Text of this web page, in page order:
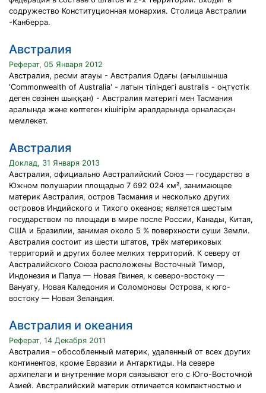
содружество Конституционная монархия. Столица Австралии
-Канберра.
Австралия
Реферат, 05 Января 2012
Австралия, ресми атауы - Австралия Одағы (ағылшынша
'Commonwealth of Australia' - латын тіліндегі australis - оңтүстік
деген сөзінен шыққан) - Австралия материгі мен Тасмания
аралында және көптеген кішігірім аралдарында орналасқан
мемлекет.
Австралия
Доклад, 31 Января 2013
Австралия, официально Австралийский Союз — государство в
Южном полушарии площадью 7 692 024 км², занимающее
материк Австралия, остров Тасмания и несколько других
островов Индийского и Тихого океанов; является шестым
государством по площади в мире после России, Канады, Китая,
США и Бразилии, занимая около 5 % поверхности суши Земли.
Австралия состоит из шести штатов, трёх материковых
территорий и других более мелких территорий. К северу от
Австралийского Союза расположены Восточный Тимор,
Индонезия и Папуа — Новая Гвинея, к северо-востоку —
Вануату, Новая Каледония и Соломоновы Острова, к юго-
востоку — Новая Зеландия.
Австралия и океания
Реферат, 14 Декабря 2011
Австралия – обособленный материк, удаленный от всех других
континентов, кроме Евразии и Антарктиды. На севере
архипелаги и внутренние моря связывают его с Юго-Восточной
Азией. Австралийский материк отличается компактностью и